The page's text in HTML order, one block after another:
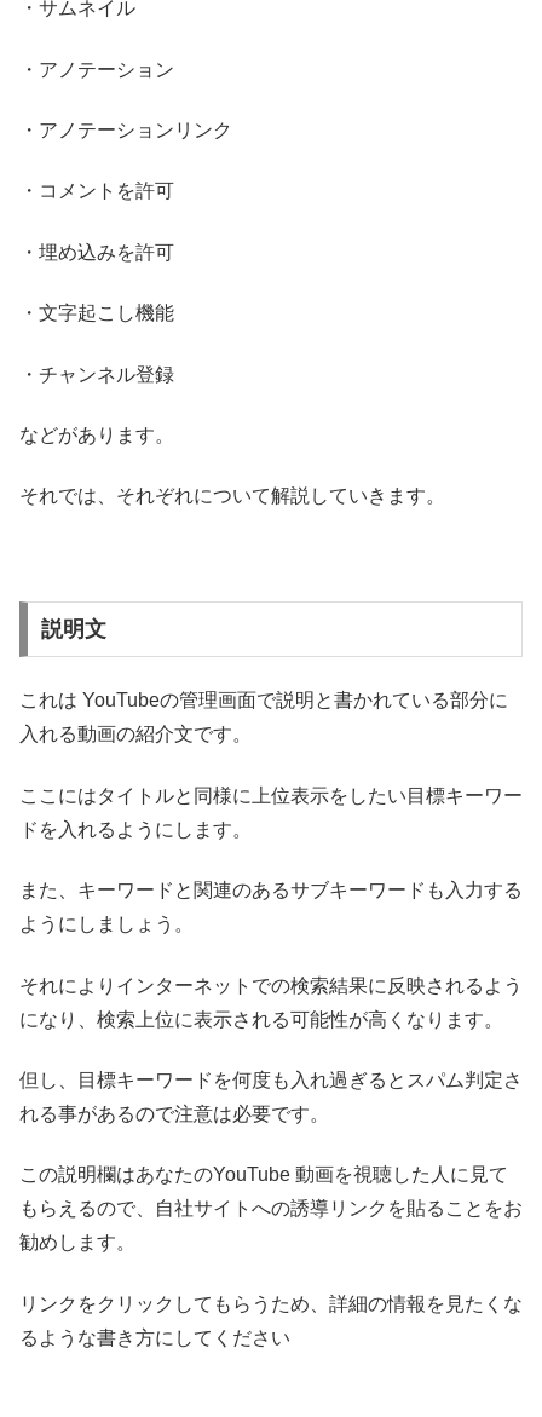
・サムネイル
・アノテーション
・アノテーションリンク
・コメントを許可
・埋め込みを許可
・文字起こし機能
・チャンネル登録
などがあります。
それでは、それぞれについて解説していきます。
説明文
これは YouTubeの管理画面で説明と書かれている部分に
入れる動画の紹介文です。
ここにはタイトルと同様に上位表示をしたい目標キーワー
ドを入れるようにします。
また、キーワードと関連のあるサブキーワードも入力する
ようにしましょう。
それによりインターネットでの検索結果に反映されるよう
になり、検索上位に表示される可能性が高くなります。
但し、目標キーワードを何度も入れ過ぎるとスパム判定さ
れる事があるので注意は必要です。
この説明欄はあなたのYouTube 動画を視聴した人に見て
もらえるので、自社サイトへの誘導リンクを貼ることをお
勧めします。
リンクをクリックしてもらうため、詳細の情報を見たくな
るような書き方にしてください